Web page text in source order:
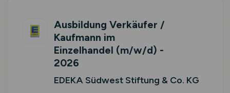
Ausbildung Verkäufer /
Kaufmann im
Einzelhandel (m/w/d) -
2026
EDEKA Südwest Stiftung & Co. KG